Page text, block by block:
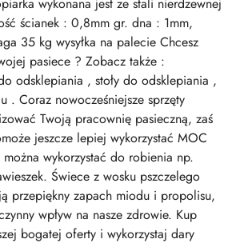
ścianek : 0,8mm gr. dna : 1mm,
35 kg wysyłka na palecie Chcesz
pasiece ? Zobacz także :
odsklepiania , stoły do odsklepiania ,
. Coraz nowocześniejsze sprzęty
Twoją pracownię pasieczną, zaś
jeszcze lepiej wykorzystać MOC
wykorzystać do robienia np.
Świece z wosku pszczelego
przepiękny zapach miodu i propolisu,
wpływ na nasze zdrowie. Kup
bogatej oferty i wykorzystaj dary